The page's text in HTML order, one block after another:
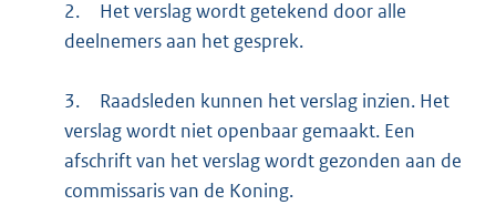
2.
Het verslag wordt getekend door alle
deelnemers aan het gesprek.
3.
Raadsleden kunnen het verslag inzien. Het
verslag wordt niet openbaar gemaakt. Een
afschrift van het verslag wordt gezonden aan de
commissaris van de Koning.